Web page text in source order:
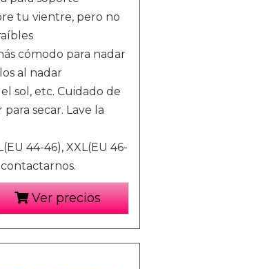
tu vientre, pero no
cómodo para nadar
al nadar
sol, etc. Cuidado de
secar. Lave la
44-46), XXL(EU 46-
Ver precios